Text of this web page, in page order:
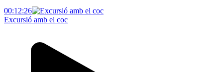
00:12:26
Excursió amb el coc